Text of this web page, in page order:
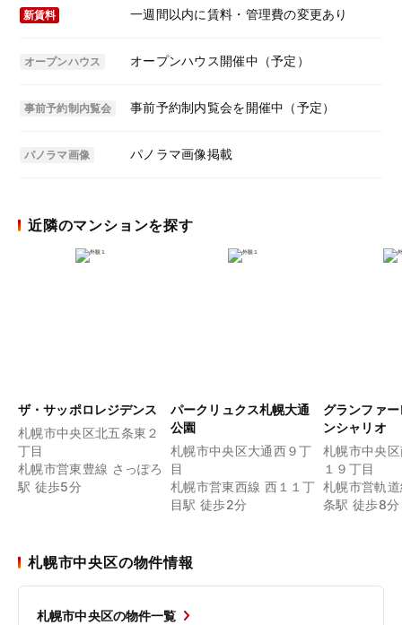
新賃料 一週間以内に賃料・管理費の変更あり
オープンハウス オープンハウス開催中（予定）
事前予約制内覧会 事前予約制内覧会を開催中（予定）
パノラマ画像 パノラマ画像掲載
近隣のマンションを探す
ザ・サッポロレジデンス
札幌市中央区北五条東２
丁目
札幌市営東豊線 さっぽろ
駅 徒歩5分
パークリュクス札幌大通
公園
札幌市中央区大通西９丁
目
札幌市営東西線 西１１丁
目駅 徒歩2分
グランファ
ンシャリオ
札幌市中央
１９丁目
札幌市営軌
条駅 徒歩8分
札幌市中央区の物件情報
札幌市中央区の物件一覧